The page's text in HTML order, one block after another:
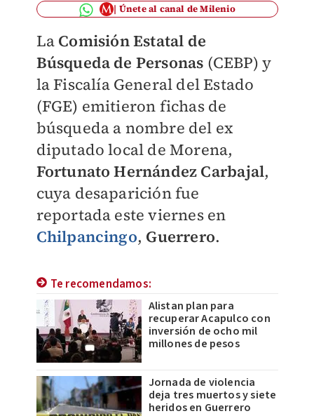
Únete al canal de Milenio
La Comisión Estatal de
Búsqueda de Personas (CEBP) y
la Fiscalía General del Estado
(FGE) emitieron fichas de
búsqueda a nombre del ex
diputado local de Morena,
Fortunato Hernández Carbajal,
cuya desaparición fue
reportada este viernes en
Chilpancingo, Guerrero.
Te recomendamos:
Alistan plan para
recuperar Acapulco con
inversión de ocho mil
millones de pesos
Jornada de violencia
deja tres muertos y siete
heridos en Guerrero